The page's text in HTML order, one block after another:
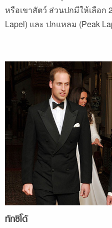
หรือเขาสัตว์ ส่วนปกมีให้เลือก
Lapel) และ ปกแหลม (Peak
ทักซิโด้